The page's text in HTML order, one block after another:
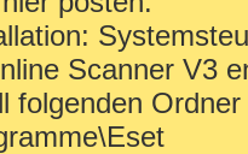
Scanner V3
folgenden